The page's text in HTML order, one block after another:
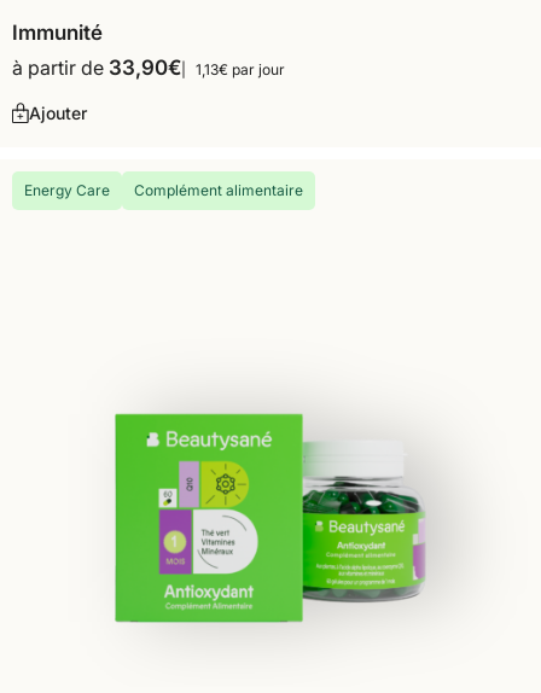
Immunité
à partir de 33,90€ 1,13€ par jour
Ajouter
Energy Care Complément alimentaire